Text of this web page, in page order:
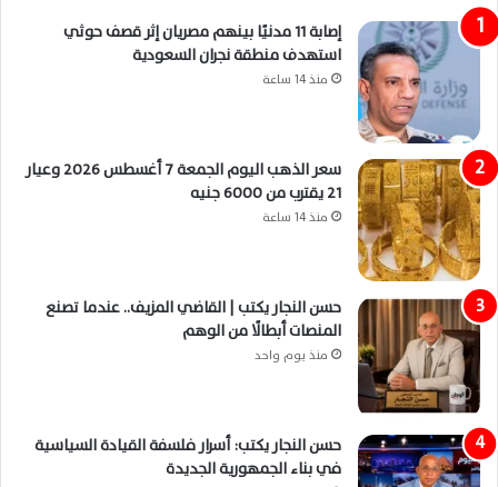
إصابة 11 مدنيًا بينهم مصريان إثر قصف حوثي
استهدف منطقة نجران السعودية
منذ 14 ساعة
سعر الذهب اليوم الجمعة 7 أغسطس 2026 وعيار
21 يقترب من 6000 جنيه
منذ 14 ساعة
حسن النجار يكتب | القاضي المزيف.. عندما تصنع
المنصات أبطالًا من الوهم
منذ يوم واحد
حسن النجار يكتب: أسرار فلسفة القيادة السياسية
في بناء الجمهورية الجديدة